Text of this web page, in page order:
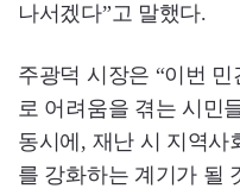
나서겠다”고 말했다.
주광덕 시장은 “이번
로 어려움을 겪는 시민
동시에, 재난 시 지역사
를 강화하는 계기가 될